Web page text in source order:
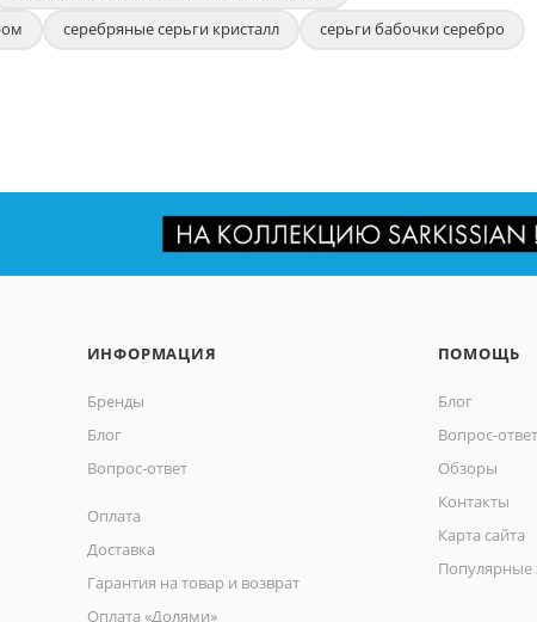
серебряные серьги кристалл
серьги бабочки серебро
ИНФОРМАЦИЯ
Бренды
Блог
Вопрос-ответ
Оплата
Доставка
Гарантия на товар и возврат
Оплата «Долями»
ПОМОЩЬ
Блог
Вопрос-ответ
Обзоры
Контакты
Карта сайта
Популярные